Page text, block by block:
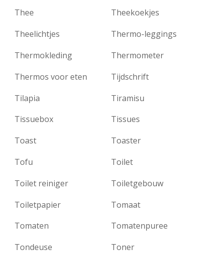
Thee
Theekoekjes
Theelichtjes
Thermo-leggings
Thermokleding
Thermometer
Thermos voor eten
Tijdschrift
Tilapia
Tiramisu
Tissuebox
Tissues
Toast
Toaster
Tofu
Toilet
Toilet reiniger
Toiletgebouw
Toiletpapier
Tomaat
Tomaten
Tomatenpuree
Tondeuse
Toner